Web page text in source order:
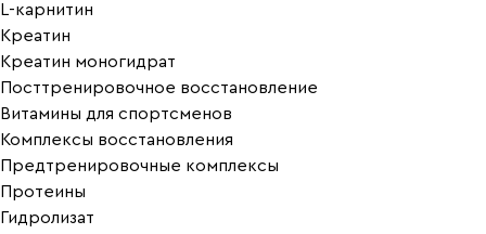
L-карнитин
Креатин
Креатин моногидрат
Посттренировочное восстановление
Витамины для спортсменов
Комплексы восстановления
Предтренировочные комплексы
Протеины
Гидролизат